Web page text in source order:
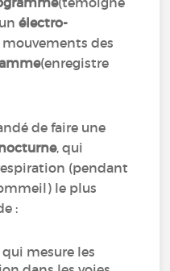
électro-
des
(enregistre
de faire une
, qui
(pendant
le plus
:
mesure les